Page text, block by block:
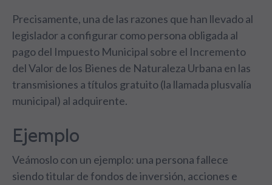
Precisamente, una de las razones que han llevado al
legislador a configurar como persona obligada al
pago del Impuesto Municipal sobre el Incremento
del Valor de los Bienes de Naturaleza Urbana en las
transmisiones a títulos gratuito (la llamada plusvalía
municipal) al adquirente.
Ejemplo
Veámoslo con un ejemplo: una persona fallece
siendo titular de fondos de inversión, acciones e